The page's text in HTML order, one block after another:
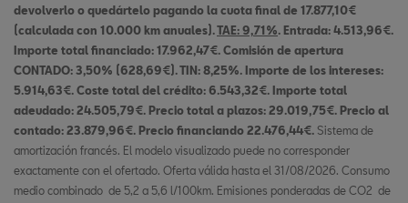
devolverlo o quedártelo pagando la cuota final de 17.877,10€
(calculada con 10.000 km anuales).TAE: 9,71%. Entrada: 4.513,96€.
Importe total financiado: 17.962,47€. Comisión de apertura
CONTADO: 3,50% (628,69€). TIN: 8,25%. Importe de los intereses:
5.914,63€. Coste total del crédito: 6.543,32€. Importe total
adeudado: 24.505,79€. Precio total a plazos: 29.019,75€. Precio al
contado: 23.879,96€. Precio financiando 22.476,44€. Sistema de
amortización francés. El modelo visualizado puede no corresponder
exactamente con el ofertado. Oferta válida hasta el 31/08/2026. Consumo
medio combinado de 5,2 a 5,6 l/100km. Emisiones ponderadas de CO2 de